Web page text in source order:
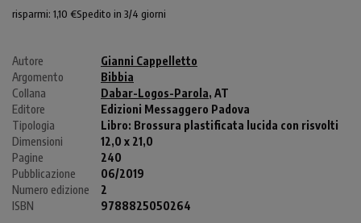
risparmi: 1,10 €Spedito in 3/4 giorni
Autore
Gianni Cappelletto
Argomento
Bibbia
Collana
Dabar-Logos-Parola, AT
Editore
Edizioni Messaggero Padova
Tipologia
Libro: Brossura plastificata lucida con risvolti
Dimensioni
12,0 x 21,0
Pagine
240
Pubblicazione
06/2019
Numero edizione
2
ISBN
9788825050264